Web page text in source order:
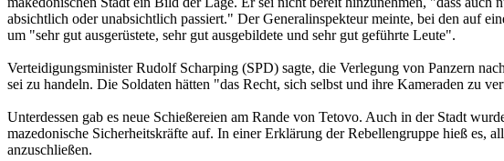
absichtlich oder unabsichtlich passiert." Der Generalinspekteur meinte, bei den auf
um "sehr gut ausgerüstete, sehr gut ausgebildete und sehr gut geführte Leute".
Verteidigungsminister Rudolf Scharping (SPD) sagte, die Verlegung von Panzern
sei zu handeln. Die Soldaten hätten "das Recht, sich selbst und ihre Kameraden zu
Unterdessen gab es neue Schießereien am Rande von Tetovo. Auch in der Stadt
mazedonische Sicherheitskräfte auf. In einer Erklärung der Rebellengruppe hieß
anzuschließen.